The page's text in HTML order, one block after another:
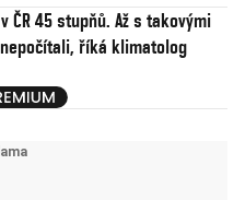
ČR 45 stupňů. Až s takovými
říká klimatolog